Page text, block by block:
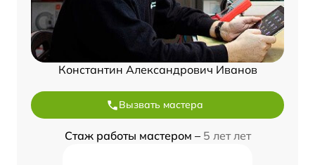
Константин Александрович Иванов
Вызвать мастера
Стаж работы мастером – 5 лет лет